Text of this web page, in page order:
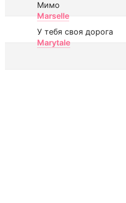
Мимо
Marselle
У тебя своя дорога
Marytale